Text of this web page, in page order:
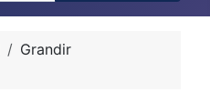
Grandir